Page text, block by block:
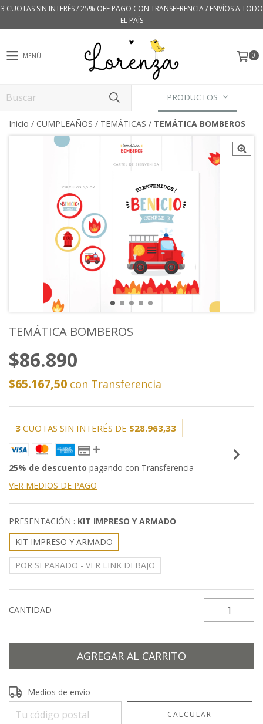
3 CUOTAS SIN INTERÉS / 25% OFF PAGO CON TRANSFERENCIA / ENVÍOS A TODO
EL PAÍS
MENÚ 0
PRODUCTOS
Inicio / CUMPLEAÑOS / TEMÁTICAS / TEMÁTICA BOMBEROS
TEMÁTICA BOMBEROS
$86.890
$65.167,50 con Transferencia
3 CUOTAS SIN INTERÉS DE $28.963,33
25% de descuento pagando con Transferencia
VER MEDIOS DE PAGO
PRESENTACIÓN : KIT IMPRESO Y ARMADO
KIT IMPRESO Y ARMADO
POR SEPARADO - VER LINK DEBAJO
CANTIDAD
Entregas para el CP:
Medios de envío
CALCULAR